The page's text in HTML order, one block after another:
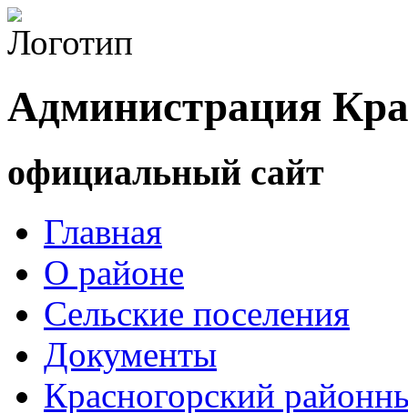
Администрация
официальный сайт
Главная
О районе
Сельские поселения
Документы
Красногорский